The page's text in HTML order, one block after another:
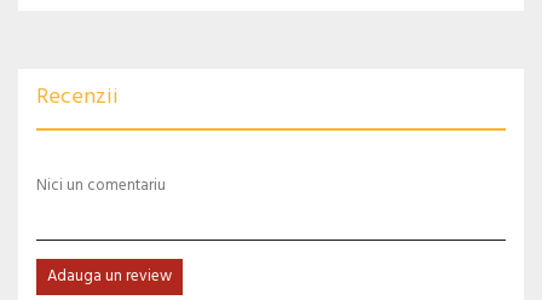
Recenzii
Nici un comentariu
Adauga un review